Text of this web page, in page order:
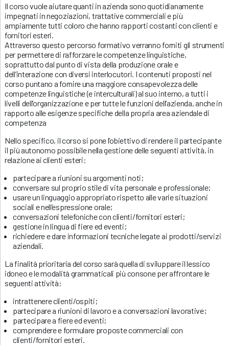
Il corso vuole aiutare quanti in azienda sono quotidianamente
impegnati in negoziazioni, trattative commerciali e più
ampiamente tutti coloro che hanno rapporti costanti con clienti e
fornitori esteri.
Attraverso questo percorso formativo verranno forniti gli strumenti
per permettere di rafforzare le competenze linguistiche,
soprattutto dal punto di vista della produzione orale e
dell’interazione con diversi interlocutori. I contenuti proposti nel
corso puntano a fornire una maggiore consapevolezza delle
competenze linguistiche (e interculturali) al suo interno, a tutti i
livelli dell’organizzazione e per tutte le funzioni dell’azienda, anche in
rapporto alle esigenze specifiche della propria area aziendale di
competenza
Nello specifico, il corso si pone l’obiettivo di rendere il partecipante
il più autonomo possibile nella gestione delle seguenti attività, in
relazione ai clienti esteri:
partecipare a riunioni su argomenti noti;
conversare sul proprio stile di vita personale e professionale;
usare un linguaggio appropriato rispetto alle varie situazioni
sociali e nell’espressione orale;
conversazioni telefoniche con clienti/fornitori esteri;
gestione in lingua di fiere ed eventi;
richiedere e dare informazioni tecniche legate ai prodotti/servizi
aziendali.
La finalità prioritaria del corso sarà quella di sviluppare il lessico
idoneo e le modalità grammaticali più consone per affrontare le
seguenti attività:
intrattenere clienti/ospiti;
partecipare a riunioni di lavoro e a conversazioni lavorative;
partecipare a fiere ed eventi;
comprendere e formulare proposte commerciali con
clienti/fornitori esteri.